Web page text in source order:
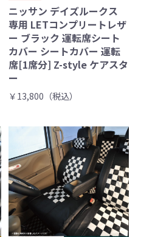
ニッサン デイズルークス
専用 LETコンプリートレザ
ー ブラック 運転席シート
カバー シートカバー 運転
席[1席分] Z-style ケアスタ
ー
￥13,800（税込）